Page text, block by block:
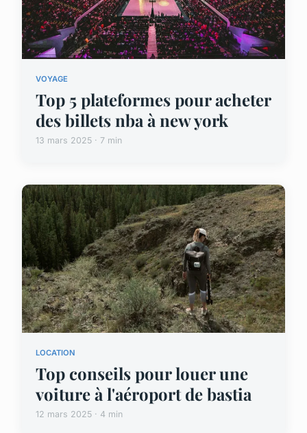
VOYAGE
Top 5 plateformes pour acheter
des billets nba à new york
13 mars 2025 · 7 min
LOCATION
Top conseils pour louer une
voiture à l'aéroport de bastia
12 mars 2025 · 4 min